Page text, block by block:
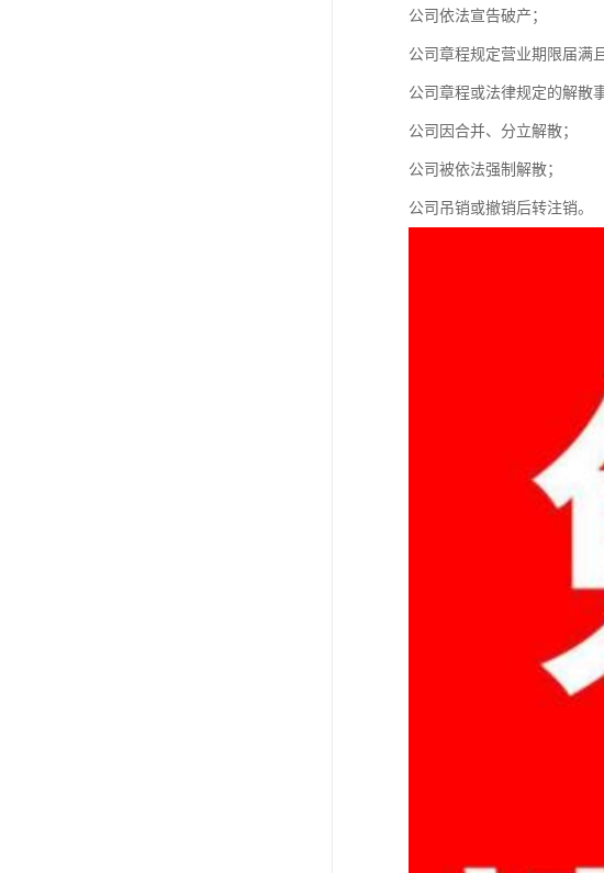
公司依法宣告破产；
公司章程规定营业期限届满
公司章程或法律规定的解散
公司因合并、分立解散；
公司被依法强制解散；
公司吊销或撤销后转注销。